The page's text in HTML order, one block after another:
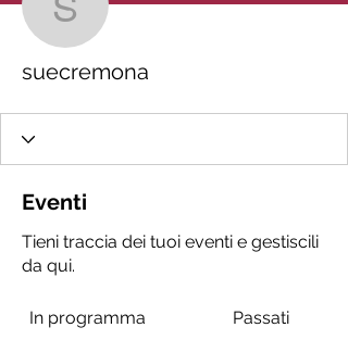
suecremona
suecremona
Eventi
Tieni traccia dei tuoi eventi e gestiscili
da qui.
In programma Passati